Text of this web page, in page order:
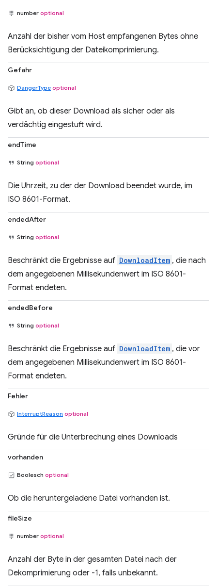
number optional
Anzahl der bisher vom Host empfangenen Bytes ohne
Berücksichtigung der Dateikomprimierung.
Gefahr
DangerType optional
Gibt an, ob dieser Download als sicher oder als
verdächtig eingestuft wird.
endTime
String optional
Die Uhrzeit, zu der der Download beendet wurde, im
ISO 8601-Format.
endedAfter
String optional
Beschränkt die Ergebnisse auf DownloadItem , die nach
dem angegebenen Millisekundenwert im ISO 8601-
Format endeten.
endedBefore
String optional
Beschränkt die Ergebnisse auf DownloadItem , die vor
dem angegebenen Millisekundenwert im ISO 8601-
Format endeten.
Fehler
InterruptReason optional
Gründe für die Unterbrechung eines Downloads
vorhanden
Boolesch optional
Ob die heruntergeladene Datei vorhanden ist.
fileSize
number optional
Anzahl der Byte in der gesamten Datei nach der
Dekomprimierung oder -1, falls unbekannt.